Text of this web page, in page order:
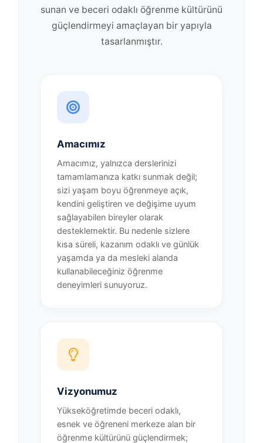
sunan ve beceri odaklı öğrenme kültürünü
güçlendirmeyi amaçlayan bir yapıyla
tasarlanmıştır.
Amacımız
Amacımız, yalnızca derslerinizi
tamamlamanıza katkı sunmak değil;
sizi yaşam boyu öğrenmeye açık,
kendini geliştiren ve değişime uyum
sağlayabilen bireyler olarak
desteklemektir. Bu nedenle sizlere
kısa süreli, kazanım odaklı ve günlük
yaşamda ya da mesleki alanda
kullanabileceğiniz öğrenme
deneyimleri sunuyoruz.
Vizyonumuz
Yükseköğretimde beceri odaklı,
esnek ve öğreneni merkeze alan bir
öğrenme kültürünü güçlendirmek;